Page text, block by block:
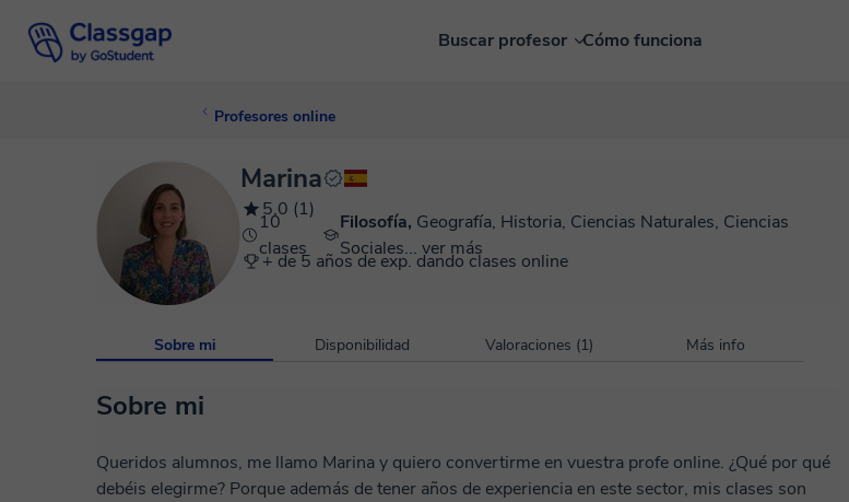
Buscar profesor Cómo funciona
Profesores online
Marina
5,0 (1)
10
clases
Filosofía, Geografía, Historia, Ciencias Naturales, Ciencias
Sociales... ver más
+ de 5 años de exp. dando clases online
Sobre mi Disponibilidad Valoraciones (1) Más info
Sobre mi
Queridos alumnos, me llamo Marina y quiero convertirme en vuestra profe online. ¿Qué por qué
debéis elegirme? Porque además de tener años de experiencia en este sector, mis clases son